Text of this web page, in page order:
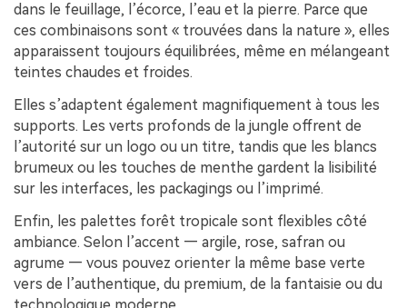
dans le feuillage, l’écorce, l’eau et la pierre. Parce que
ces combinaisons sont « trouvées dans la nature », elles
apparaissent toujours équilibrées, même en mélangeant
teintes chaudes et froides.
Elles s’adaptent également magnifiquement à tous les
supports. Les verts profonds de la jungle offrent de
l’autorité sur un logo ou un titre, tandis que les blancs
brumeux ou les touches de menthe gardent la lisibilité
sur les interfaces, les packagings ou l’imprimé.
Enfin, les palettes forêt tropicale sont flexibles côté
ambiance. Selon l’accent — argile, rose, safran ou
agrume — vous pouvez orienter la même base verte
vers de l’authentique, du premium, de la fantaisie ou du